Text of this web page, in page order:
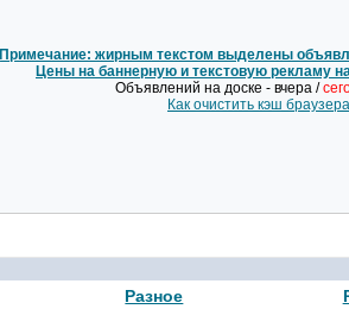
Примечание: жирным текстом выделены
Цены на баннерную и текстовую рекламу
Объявлений на доске - вчера /
Как очистить кэш
Разное